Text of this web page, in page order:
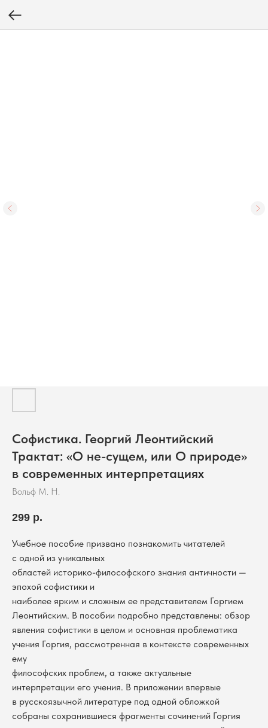
Софистика. Георгий Леонтийский
Трактат: «О не-сущем, или О природе»
в современных интерпретациях
Вольф М. Н.
299 р.
Учебное пособие призвано познакомить читателей
с одной из уникальных
областей историко-философского знания античности —
эпохой софистики и
наиболее ярким и сложным ее представителем Горгием
Леонтийским. В пособии подробно представлены: обзор
явления софистики в целом и основная проблематика
учения Горгия, рассмотренная в контексте современных
ему
философских проблем, а также актуальные
интерпретации его учения. В приложении впервые
в русскоязычной литературе под одной обложкой
собраны сохранившиеся фрагменты сочинений Горгия